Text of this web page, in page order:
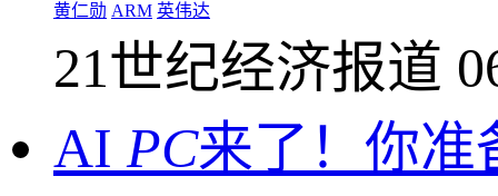
黄仁勋 ARM 英伟达
21世纪经济报道
AI PC来了！你准